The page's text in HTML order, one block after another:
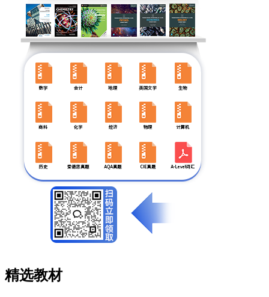
精选教材